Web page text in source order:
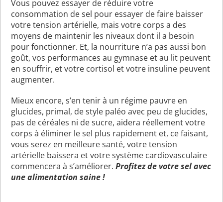
Vous pouvez essayer de réduire votre
consommation de sel pour essayer de faire baisser
votre tension artérielle, mais votre corps a des
moyens de maintenir les niveaux dont il a besoin
pour fonctionner. Et, la nourriture n’a pas aussi bon
goût, vos performances au gymnase et au lit peuvent
en souffrir, et votre cortisol et votre insuline peuvent
augmenter.
Mieux encore, s’en tenir à un régime pauvre en
glucides, primal, de style paléo avec peu de glucides,
pas de céréales ni de sucre, aidera réellement votre
corps à éliminer le sel plus rapidement et, ce faisant,
vous serez en meilleure santé, votre tension
artérielle baissera et votre système cardiovasculaire
commencera à s’améliorer.Profitez de votre sel avec
une alimentation saine !